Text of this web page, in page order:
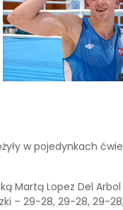
w pojedynkach
Lopez Del
– 29-28, 29-28, 29-